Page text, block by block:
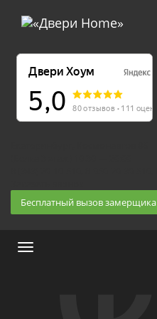
Бесплатный вызов замерщика
Меню